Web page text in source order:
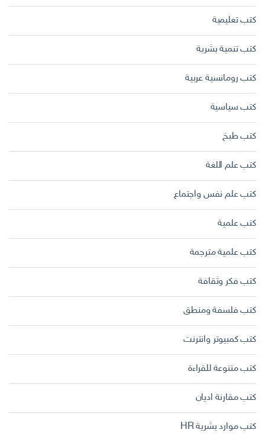
كتب تعليمية
كتب تنمية بشرية
كتب رومانسية عربية
كتب سياسية
كتب طبخ
كتب علم اللغة
كتب علم نفس واجتماع
كتب علمية
كتب علمية مترجمة
كتب فكر وثقافة
كتب فلسفة ومنطق
كتب كمبيوتر وانترنت
كتب متنوعة للقراءة
كتب مقارنة اديان
كتب موارد بشرية HR